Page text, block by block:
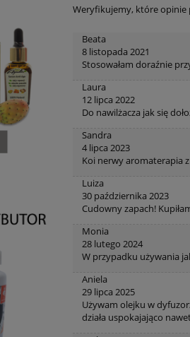
Weryfikujemy, które opinie
Beata
8 listopada 2021
Stosowałam doraźnie
Laura
12 lipca 2022
Do nawilżacza jak się
Sandra
4 lipca 2023
Koi nerwy aromaterapia
Luiza
30 października 2023
Cudowny zapach!
Monia
28 lutego 2024
W przypadku używania
Aniela
29 lipca 2025
Używam olejku w
działa uspokajająco